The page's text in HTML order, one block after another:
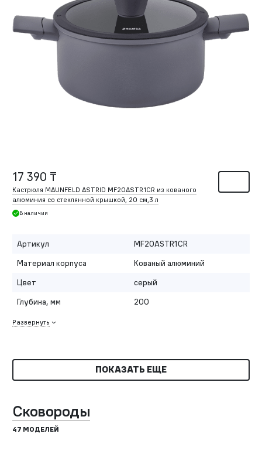
17 390 ₸
Кастрюля MAUNFELD ASTRID MF20ASTR1CR из кованого
алюминия со стеклянной крышкой, 20 см,3 л
В наличии
Артикул
MF20ASTR1CR
Материал корпуса
Кованый алюминий
Цвет
серый
Глубина, мм
200
Развернуть
ПОКАЗАТЬ ЕЩЕ
Сковороды
47 МОДЕЛЕЙ